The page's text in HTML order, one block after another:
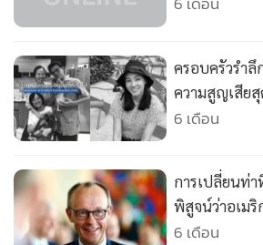
• Green Innovation & SD
• Management & HR
• MGR Live
• Infographic
• การเมือง
• ท่องเที่ยว
• กีฬา
• ต่างประเทศ
ครอบครัวรำ
ความสูญเสียสุ
วอนรัฐคุมเข้ม
6 เดือน
การเปลี่ยนท่
พิสูจน์ว่าอเมริ
ต่อไปแล้ว!!!
6 เดือน